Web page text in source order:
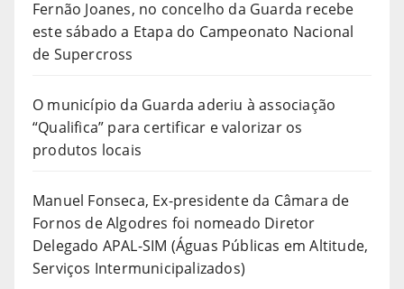
Fernão Joanes, no concelho da Guarda recebe
este sábado a Etapa do Campeonato Nacional
de Supercross
O município da Guarda aderiu à associação
“Qualifica” para certificar e valorizar os
produtos locais
Manuel Fonseca, Ex-presidente da Câmara de
Fornos de Algodres foi nomeado Diretor
Delegado APAL-SIM (Águas Públicas em Altitude,
Serviços Intermunicipalizados)